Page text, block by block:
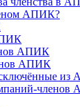
АПИК?
АПИК
АПИК
из